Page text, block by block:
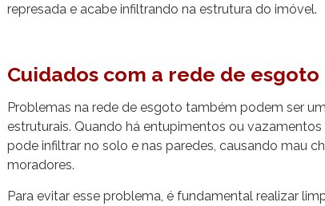
represada e acabe infiltrando na estrutura do imóvel.
Cuidados com a rede de esgoto
Problemas na rede de esgoto também podem ser
estruturais. Quando há entupimentos ou
pode infiltrar no solo e nas paredes, causando mau
moradores.
Para evitar esse problema, é fundamental realizar